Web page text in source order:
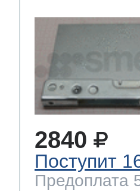
2840
Поступит
Предоплата